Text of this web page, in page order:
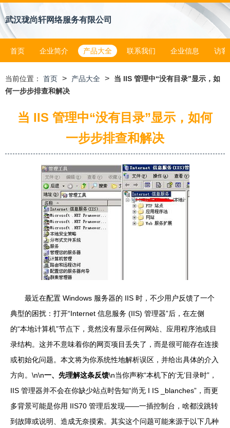
武汉珑尚轩网络服务有限公司
首页 企业简介 产品大全 联系我们 企业信息 访客
当前位置： 首页 > 产品大全 >
当 IIS 管理中“没有目录”显示，如
何一步步排查和解决
当 IIS 管理中“没有目录”显示，如何
一步步排查和解决
最近在配置 Windows 服务器的 IIS 时，不少用户反馈了一个
典型的困扰：打开“Internet 信息服务 (IIS) 管理器”后，在左侧
的“本地计算机”节点下，竟然没有显示任何网站、应用程序池或目
录结构。这并不意味着你的网页项目丢失了，而是很可能存在连接
或初始化问题。本文将为你系统性地解析误区，并给出具体的介入
方向。\n\n一、先理解这条反馈\n当你声称“本机下的‘无’目录时”，
IIS 管理器并不会在你缺少站点时告知“尚无 I IS _blanches”，而更
多背景可能是你用 IIS70 管理后发现——一插控制台，啥都没跳转
到故障或说明、造成无奈摸索。其实这个问题可能来源于以下几种